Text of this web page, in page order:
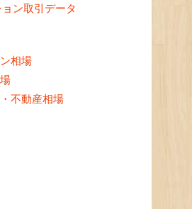
ン取引データ
相場
不動産相場